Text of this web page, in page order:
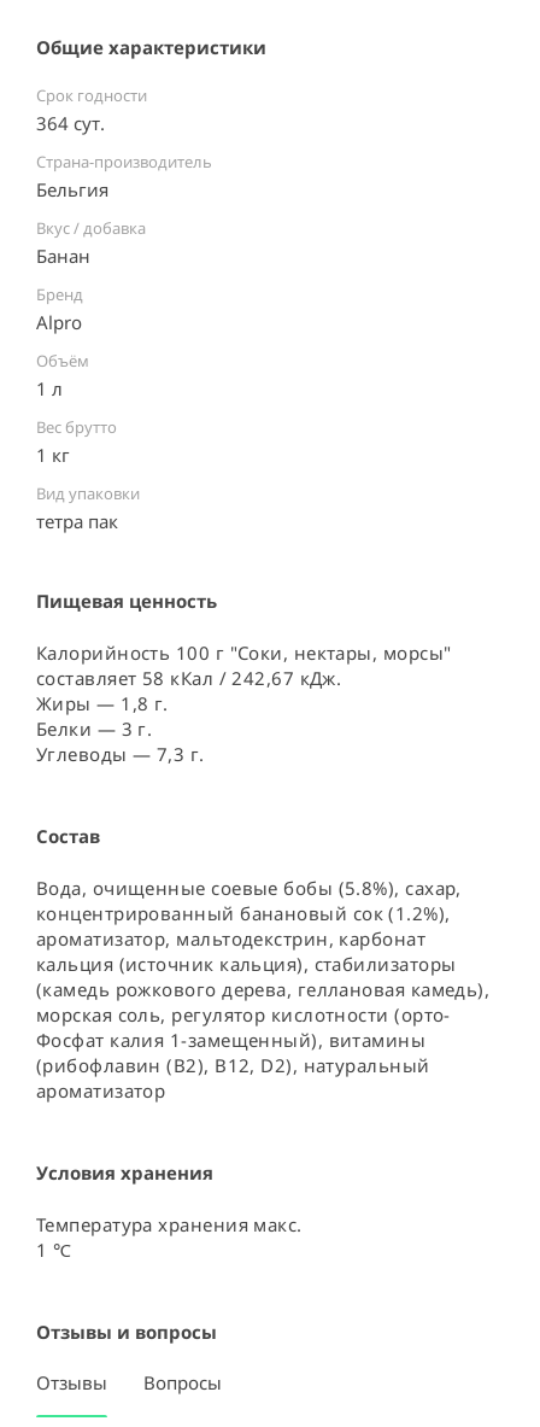
Общие характеристики
Срок годности
364 сут.
Страна-производитель
Бельгия ⠀
Вкус / добавка
Банан
Бренд
Alpro
Объём
1 л
Вес брутто
1 кг
Вид упаковки
тетра пак ⠀
Пищевая ценность
Калорийность 100 г "Соки, нектары, морсы"
составляет 58 кКал / 242,67 кДж.
Жиры — 1,8 г.
Белки — 3 г.
Углеводы — 7,3 г.
Состав
Вода, очищенные соевые бобы (5.8%), сахар,
концентрированный банановый сок (1.2%),
ароматизатор, мальтодекстрин, карбонат
кальция (источник кальция), стабилизаторы
(камедь рожкового дерева, геллановая камедь),
морская соль, регулятор кислотности (орто-
Фосфат калия 1-замещенный), витамины
(рибофлавин (В2), В12, D2), натуральный
ароматизатор
Условия хранения
Температура хранения макс.
1 ℃
Отзывы и вопросы
Отзывы Вопросы